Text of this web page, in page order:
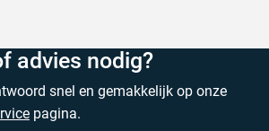
advies nodig?
snel en gemakkelijk op onze
pagina.